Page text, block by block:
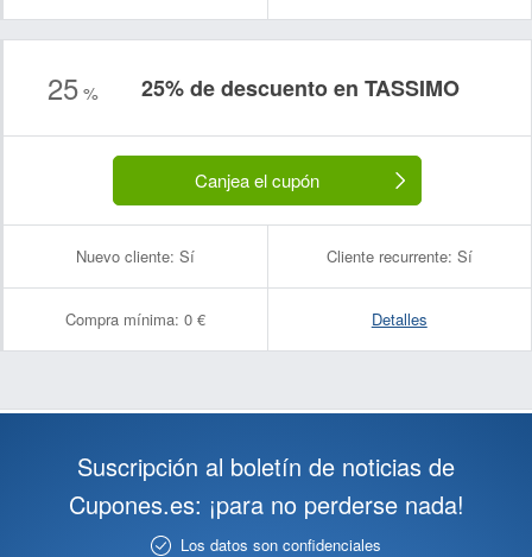
25 % 25% de descuento en TASSIMO
Canjea el cupón
Nuevo cliente: Sí Cliente recurrente: Sí
Compra mínima: 0 € Detalles
Suscripción al boletín de noticias de
Cupones.es: ¡para no perderse nada!
Los datos son confidenciales